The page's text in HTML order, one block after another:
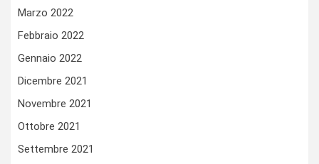
Marzo 2022
Febbraio 2022
Gennaio 2022
Dicembre 2021
Novembre 2021
Ottobre 2021
Settembre 2021